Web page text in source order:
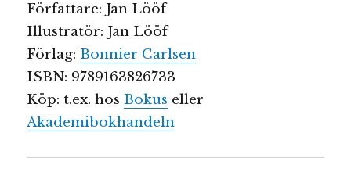
Författare: Jan Lööf
Illustratör: Jan Lööf
Förlag: Bonnier Carlsen
ISBN: 9789163826733
Köp: t.ex. hos Bokus eller
Akademibokhandeln